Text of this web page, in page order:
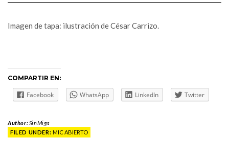
Imagen de tapa: ilustración de César Carrizo.
COMPARTIR EN:
Facebook WhatsApp LinkedIn Twitter
Author:SinMiga
FILED UNDER: MIC ABIERTO